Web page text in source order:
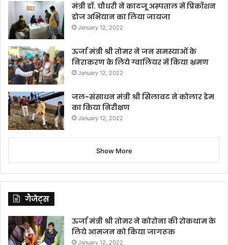
मंत्री डॉ. चौधरी ने काटजू अस्पताल में प्रिकॉशन
डोज अभियान का लिया जायजा
January 12, 2022
ऊर्जा मंत्री श्री तोमर ने जन समस्याओं के
निराकरण के लिये ग्वालियर में किया भ्रमण
January 12, 2022
जल-संसाधन मंत्री श्री सिलावट ने कोलार डेम
का किया निरीक्षण
January 12, 2022
Show More
गैजेट्स
ऊर्जा मंत्री श्री तोमर ने कोरोना की रोकथाम के
लिये आमजन को किया जागरूक
January 12, 2022